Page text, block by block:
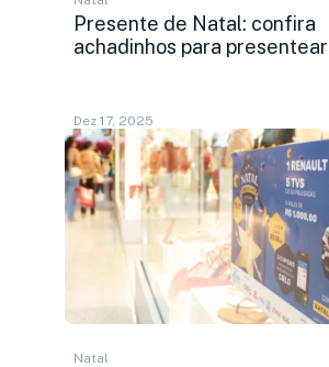
Presente de Natal: confira
achadinhos para presentear
Dez 17, 2025
Natal